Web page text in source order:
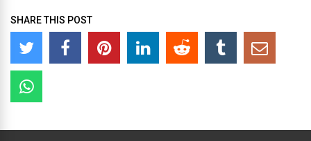
SHARE THIS POST